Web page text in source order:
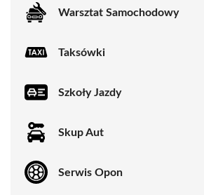
Warsztat Samochodowy
Taksówki
Szkoły Jazdy
Skup Aut
Serwis Opon